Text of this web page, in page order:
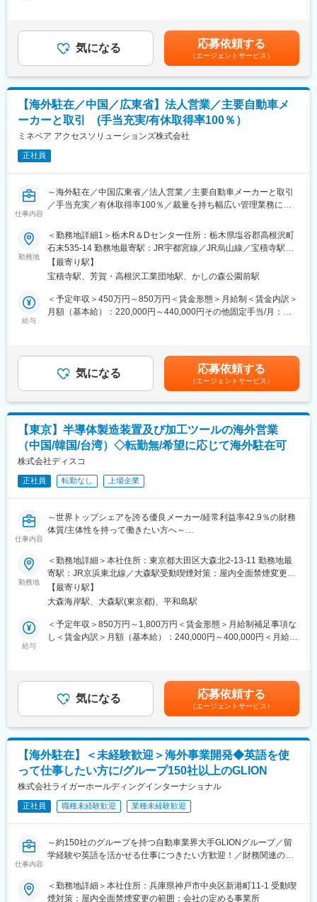
日有休取得が可能）
◎自動車やバイクが好きな方、新しい製品・技術を広めて世の中
にインパクトを与えたい、そんなアツイ想いがある方も大歓迎！
で勤務。営業にやり方、システムの使い方を覚えて頂いた後 海
外転勤を想定。
日本国内勤務：地栃木R＆Dセンター栃木県 栃木県塩谷郡高根沢
町石末535-14
■採用背景：ミネベアグループとなり、様々な完成車メーカーとの
取引が始まっています。お取引先が増えることでの増員採用とな
ります。
■お任せしたい業務：
業活動
・お客様との商談
・車載製品・部品の見積もり作成、お客様への提案
・販路拡大展開に伴う営業戦略や企画立案
■組織構成：
■キャリアプラン
・海外拠点が多く、キャリアパスの中で現地法人の管理職などを
経験できる可能性もあります。
・海外の取り纏めなどは中々経験できない貴重なキャリアパスで
す。
変更の範囲：会社の定める業務
15,000円・ライフプラン手当:20,000 円■昇給：1月あたり5,400円
（前年度実績）■賞与：年2回計5.80ヶ月分（前年度実績）→
6.20ヶ月分（今年度実績）賃金はあくまでも目安の金額であり、
選考を通じて上下する可能性があります。月給(月額)は固定手当を
含めた表記です。
気になる 応募依頼する
（エージェントサービス）
【海外駐在／中国／広東省】法人営業／主要自動車メ
ーカーと取引 (手当充実/有休取得率100％）
ミネベア アクセスソリューションズ株式会社
正社員
仕事内容
～海外駐在／中国広東省／法人営業／主要自動車メーカーと取引
／手当充実／有休取得率100％／裁量を持ち幅広い管理業務に携
【海外拠点で活躍】グローバルに世界各国で勤務可能！北米、ヨ
ーロッパ、中南米、中国と全世界に事業展開しています。
【やりがい】将来の幹部候補として、裁量を持ち幅広い管理業務
に携わることが可能
【働く環境】通訳あり/完全週休2日制/福利厚生充実◎／残業月平
均20H程度
日有休取得が可能）
◎自動車やバイクが好きな方、新しい製品・技術を広めて世の中
にインパクトを与えたい、そんなアツイ想いがある方も大歓迎！
で勤務。営業にやり方、システムの使い方を覚えて頂いた後 海
外転勤を想定。
日本国内勤務：地栃木R＆Dセンター栃木県 栃木県塩谷郡高根沢
町石末535-14
■採用背景：ミネベアグループとなり、様々な完成車メーカーとの
取引が始まっています。お取引先が増えることでの増員採用とな
ります。
■お任せしたい業務：
業活動
・お客様との商談
・車載製品・部品の見積もり作成、お客様への提案
・販路拡大展開に伴う営業戦略や企画立案
■組織構成：
■キャリアプラン
・海外拠点が多く、キャリアパスの中で現地法人の管理職などを
経験できる可能性もあります。
・海外の取り纏めなどは中々経験できない貴重なキャリアパスで
す。
変更の範囲：会社の定める業務
勤務地
＜勤務地詳細1＞栃木R＆Dセンター住所：栃木県塩谷郡高根沢町
石末535-14 勤務地最寄駅：JR宇都宮線／JR烏山線／宝積寺駅受
動喫煙対策：敷地内喫煙可能場所あり＜勤務地詳細2＞広東有限公
司住所：中華人民共和国広東省中山市小欖鎮広田路8号 受動喫煙
【最寄り駅】
宝積寺駅、芳賀・高根沢工業団地駅、かしの森公園前駅
給与
＜予定年収＞450万円～850万円＜賃金形態＞月給制＜賃金内訳＞
月額（基本給）：220,000円～440,000円その他固定手当/月：
15,000円・ライフプラン手当:20,000 円■昇給：1月あたり5,400円
（前年度実績）■賞与：年2回計5.80ヶ月分（前年度実績）→
6.20ヶ月分（今年度実績）賃金はあくまでも目安の金額であり、
選考を通じて上下する可能性があります。月給(月額)は固定手当を
含めた表記です。
気になる 応募依頼する
（エージェントサービス）
【東京】半導体製造装置及び加工ツールの海外営業
（中国/韓国/台湾）◇転勤無/希望に応じて海外駐在可
株式会社ディスコ
正社員 転勤なし 上場企業
仕事内容
～世界トップシェアを誇る優良メーカー/経常利益率42.9％の財務
体質/主体性を持って働きたい方へ～
■業務内容：アジア地域全域（中国・台湾・韓国）における、装
置/砥石の営業活動全般を中心に、現地法人のサポート業務もご担
当頂きます。なお、入社後一定期間は国内営業部に在籍し、実務
経験を積んでいただきます。（詳細は下記参照）
【具体的には】
・装置/砥石の新規/深耕開拓営業
・プレゼンテーション資料、仕様書、見積もり作成などによっ
【入社後の流れ】
まずは国内営業部にて製品・技術・営業の基礎を身につけていた
駐在など、グローバルなフィールドでご活躍いただくことを期待
しています。
お客様のもとへ直接足を運び、現場で生まれる課題やニーズを深
く理解し、開発・製造・サービス部門など社内の関係者を巻き込
みながら、最適なソリューションを提案・実現していただきま
す。
お客様のビジネスを最も近い立場で支え、その成功に貢献するこ
とが本ポジションのミッションです。
■業務の魅力：
ます。
・ディスコの営業担当は売上ノルマがありません。
勤務地
＜勤務地詳細＞本社住所：東京都大田区大森北2-13-11 勤務地最
寄駅：JR京浜東北線／大森駅受動喫煙対策：屋内全面禁煙変更の
範囲：会社の定める事業所
【最寄り駅】
大森海岸駅、大森駅(東京都)、平和島駅
給与
＜予定年収＞850万円～1,800万円＜賃金形態＞月給制補足事項な
し＜賃金内訳＞月額（基本給）：240,000円～400,000円＜月給＞
績 17.50ヶ月/過去10年平均：14.67ヶ月■家族手当や各種手当が
充実しているため手当によっても年収・月給は変動します。賃金
はあくまでも目安の金額であり、選考を通じて上下する可能性が
あります。月給(月額)は固定手当を含めた表記です。
気になる 応募依頼する
（エージェントサービス）
【海外駐在】＜未経験歓迎＞海外事業開発◆英語を使
って仕事したい方に/グループ150社以上のGLION
株式会社ライガーホールディングインターナショナル
正社員 職種未経験歓迎 業種未経験歓迎
仕事内容
～約150社のグループを持つ自動車業界大手GLIONグループ／留
学経験や英語を活かせる仕事につきたい方歓迎！／財務関連のス
■採用背景：
＜勤務地詳細＞本社住所：兵庫県神戸市中央区新港町11-1 受動喫
煙対策：屋内全面禁煙変更の範囲：会社の定める事業所